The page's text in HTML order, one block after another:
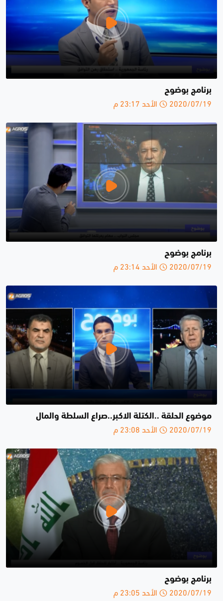
برنامج بوضوح
2020/07/19 الأحد 23:17 م
برنامج بوضوح
2020/07/19 الأحد 23:14 م
موضوع الحلقة ..الكتلة الاكبر..صراع السلطة والمال
2020/07/19 الأحد 23:08 م
برنامج بوضوح
2020/07/19 الأحد 23:05 م